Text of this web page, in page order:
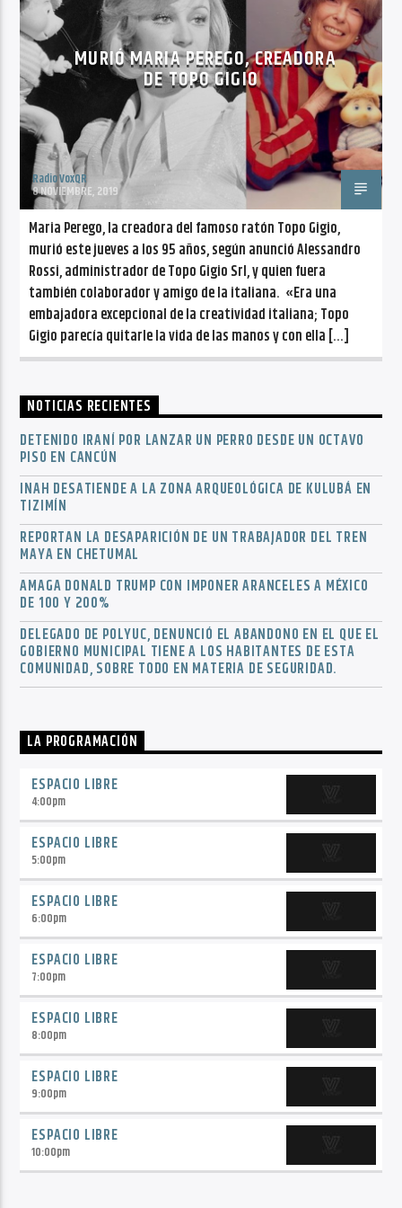
NO TITLES AVAILABLE
Radio VoxQR
MURIÓ MARIA PEREGO, CREADORA
DE TOPO GIGIO
Radio VoxQR
8 NOVIEMBRE, 2019
Maria Perego, la creadora del famoso ratón Topo Gigio,
murió este jueves a los 95 años, según anunció Alessandro
Rossi, administrador de Topo Gigio Srl, y quien fuera
también colaborador y amigo de la italiana. «Era una
embajadora excepcional de la creatividad italiana; Topo
Gigio parecía quitarle la vida de las manos y con ella […]
NOTICIAS RECIENTES
DETENIDO IRANÍ POR LANZAR UN PERRO DESDE UN OCTAVO
PISO EN CANCÚN
INAH DESATIENDE A LA ZONA ARQUEOLÓGICA DE KULUBÁ EN
TIZIMÍN
REPORTAN LA DESAPARICIÓN DE UN TRABAJADOR DEL TREN
MAYA EN CHETUMAL
AMAGA DONALD TRUMP CON IMPONER ARANCELES A MÉXICO
DE 100 Y 200%
DELEGADO DE POLYUC, DENUNCIÓ EL ABANDONO EN EL QUE EL
GOBIERNO MUNICIPAL TIENE A LOS HABITANTES DE ESTA
COMUNIDAD, SOBRE TODO EN MATERIA DE SEGURIDAD.
LA PROGRAMACIÓN
ESPACIO LIBRE
4:00pm
ESPACIO LIBRE
5:00pm
ESPACIO LIBRE
6:00pm
ESPACIO LIBRE
7:00pm
ESPACIO LIBRE
8:00pm
ESPACIO LIBRE
9:00pm
ESPACIO LIBRE
10:00pm